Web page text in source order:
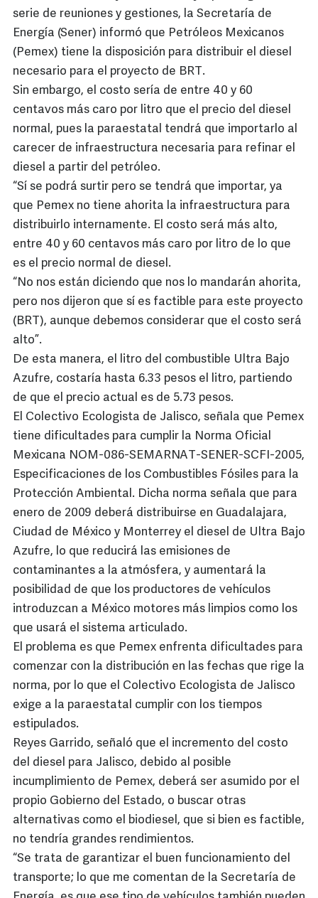
serie de reuniones y gestiones, la Secretaría de
Energía (Sener) informó que Petróleos Mexicanos
(Pemex) tiene la disposición para distribuir el diesel
necesario para el proyecto de BRT.
Sin embargo, el costo sería de entre 40 y 60
centavos más caro por litro que el precio del diesel
normal, pues la paraestatal tendrá que importarlo al
carecer de infraestructura necesaria para refinar el
diesel a partir del petróleo.
“Sí se podrá surtir pero se tendrá que importar, ya
que Pemex no tiene ahorita la infraestructura para
distribuirlo internamente. El costo será más alto,
entre 40 y 60 centavos más caro por litro de lo que
es el precio normal de diesel.
“No nos están diciendo que nos lo mandarán ahorita,
pero nos dijeron que sí es factible para este proyecto
(BRT), aunque debemos considerar que el costo será
alto”.
De esta manera, el litro del combustible Ultra Bajo
Azufre, costaría hasta 6.33 pesos el litro, partiendo
de que el precio actual es de 5.73 pesos.
El Colectivo Ecologista de Jalisco, señala que Pemex
tiene dificultades para cumplir la Norma Oficial
Mexicana NOM-086-SEMARNAT-SENER-SCFI-2005,
Especificaciones de los Combustibles Fósiles para la
Protección Ambiental. Dicha norma señala que para
enero de 2009 deberá distribuirse en Guadalajara,
Ciudad de México y Monterrey el diesel de Ultra Bajo
Azufre, lo que reducirá las emisiones de
contaminantes a la atmósfera, y aumentará la
posibilidad de que los productores de vehículos
introduzcan a México motores más limpios como los
que usará el sistema articulado.
El problema es que Pemex enfrenta dificultades para
comenzar con la distribución en las fechas que rige la
norma, por lo que el Colectivo Ecologista de Jalisco
exige a la paraestatal cumplir con los tiempos
estipulados.
Reyes Garrido, señaló que el incremento del costo
del diesel para Jalisco, debido al posible
incumplimiento de Pemex, deberá ser asumido por el
propio Gobierno del Estado, o buscar otras
alternativas como el biodiesel, que si bien es factible,
no tendría grandes rendimientos.
“Se trata de garantizar el buen funcionamiento del
transporte; lo que me comentan de la Secretaría de